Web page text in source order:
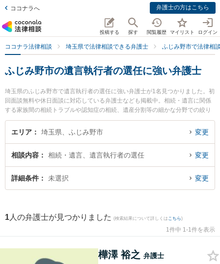
ココナラへ 弁護士の方はこちら
投稿する 探す 閲覧履歴 マイリスト ログイン
ココナラ法律相談 埼玉県で法律相談できる弁護士 ふじみ野市で法律相
ふじみ野市の遺言執行者の選任に強い弁護士
埼玉県のふじみ野市で遺言執行者の選任に強い弁護士が1名見つかりました。初
回面談無料や休日面談に対応している弁護士なども掲載中。相続・遺言に関係
する家族間の相続トラブルや認知症の相続、遺産分割等の細かな分野での絞り
込み検索もでき便利です。特にふじみ野法律事務所の樺澤 裕之弁護士のプロフ
ィール情報や弁護士費用、強みなどが注目されています。『ふじみ野市で土日
い』『初回相談無料で遺言執行者の選任を法律相談できるふじみ野市内の弁護
士に相談予約したい』などでお困りの相談者さんにおすすめです。
エリア 埼玉県、ふじみ野市 変更
相談内容 相続・遺言、遺言執行者の選任 変更
詳細条件 未選択 変更
1 人の弁護士が見つかりました (検索結果について詳しくは こちら)
1件中 1-1件を表示
樺澤 裕之 弁護士